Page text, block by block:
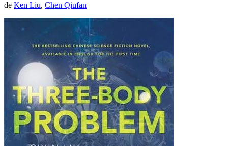
de Ken Liu, Chen Qiufan